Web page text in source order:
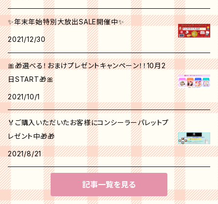
クリエイティブ ミー No.1
シンクピンクパレット
フォールフェスティバル
ウィンターベリーパレット
角質ケア
日焼け止め
マスク
アイクリーム
✨年末年始特別大放出SALE開催中✨
2021/12/30
🎀🎁選べる！おまけプレゼントキャンペーン！！10月2
日START🎁🎀
2021/10/1
🏅ご購入いただいたお客様にコンシーラーパレットプ
レゼント中🎁🎁
2021/8/21
記事一覧を見る